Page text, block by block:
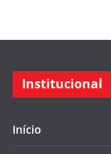
Institucional
Início